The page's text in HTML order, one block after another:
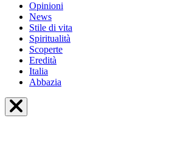
Opinioni
News
Stile di vita
Spiritualità
Scoperte
Eredità
Italia
Abbazia